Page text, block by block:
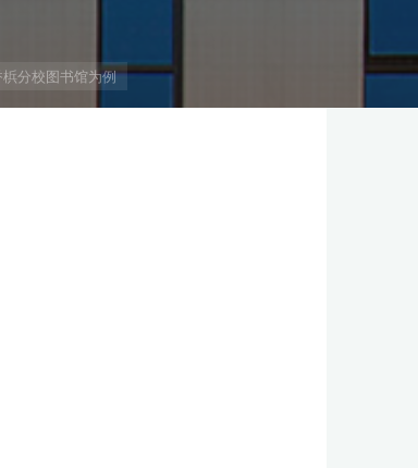
分校图书馆为例